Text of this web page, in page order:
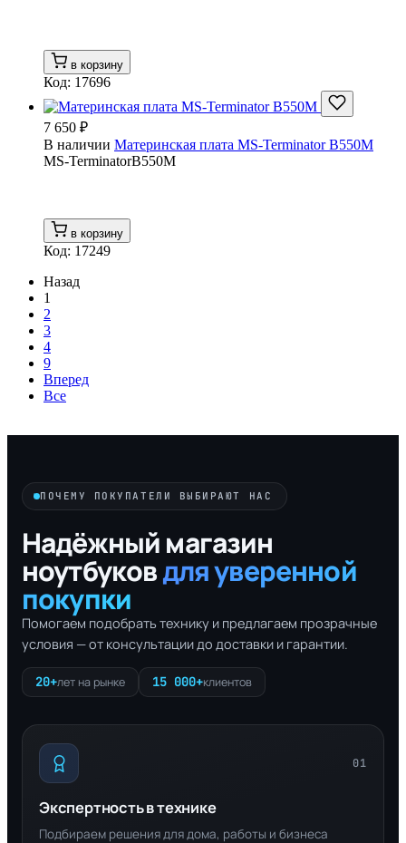
в корзину
Код: 17696
7 650 ₽
В наличии Материнская плата MS-Terminator B550M
MS-TerminatorB550M
в корзину
Код: 17249
Назад
1
2
3
4
9
Вперед
Все
ПОЧЕМУ ПОКУПАТЕЛИ ВЫБИРАЮТ НАС
Надёжный магазин
ноутбуковдля уверенной
покупки
Помогаем подобрать технику и предлагаем прозрачные
условия — от консультации до доставки и гарантии.
20+лет на рынке 15 000+клиентов
01
Экспертность в технике
Подбираем решения для дома, работы и бизнеса